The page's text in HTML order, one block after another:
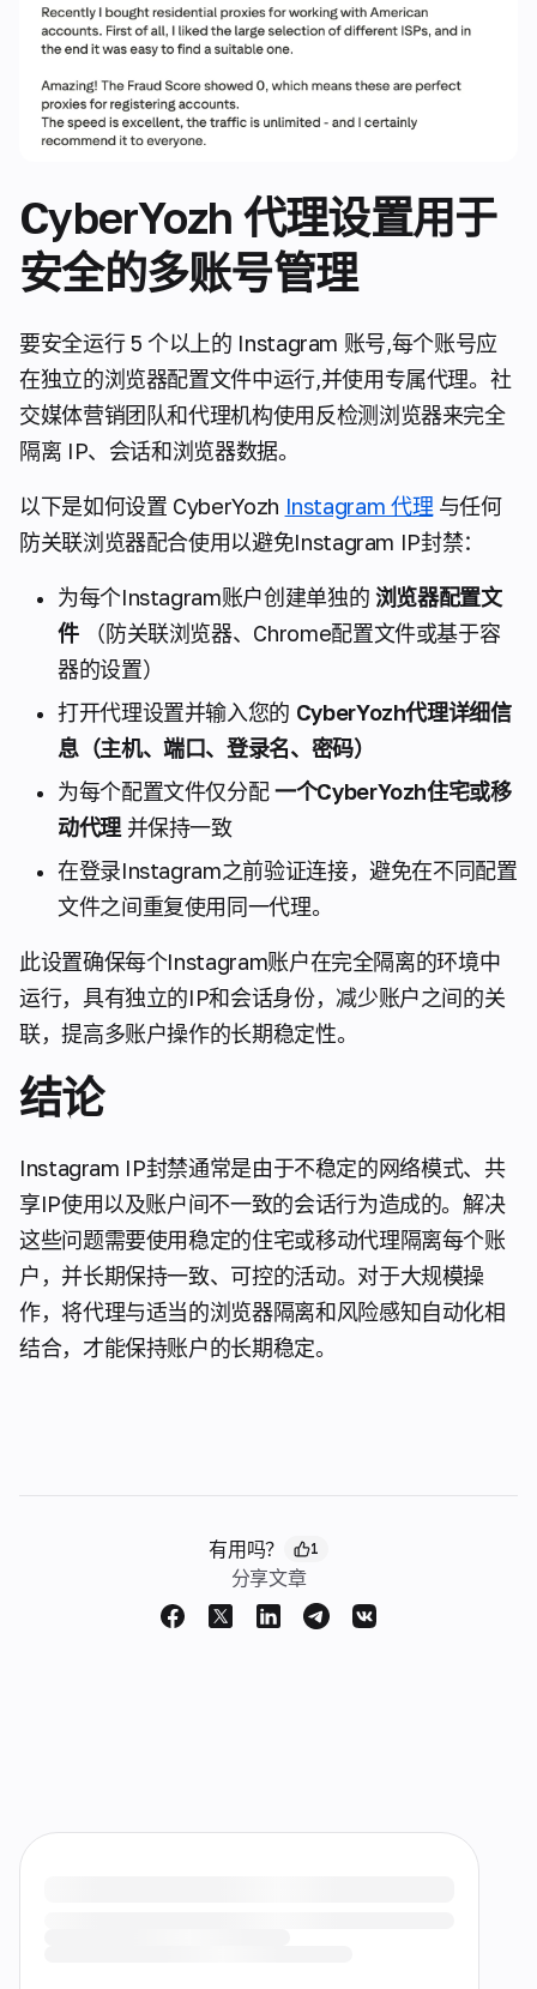
CyberYozh 代理设置用于
安全的多账号管理
要安全运行 5 个以上的 Instagram 账号,每个账号应
在独立的浏览器配置文件中运行,并使用专属代理。社
交媒体营销团队和代理机构使用反检测浏览器来完全
隔离 IP、会话和浏览器数据。
以下是如何设置 CyberYozh Instagram 代理 与任何
防关联浏览器配合使用以避免Instagram IP封禁：
为每个Instagram账户创建单独的 浏览器配置文
件（防关联浏览器、Chrome配置文件或基于容
器的设置）
打开代理设置并输入您的 CyberYozh代理详细信
息（主机、端口、登录名、密码）
为每个配置文件仅分配一个CyberYozh住宅或移
动代理并保持一致
在登录Instagram之前验证连接，避免在不同配置
文件之间重复使用同一代理。
此设置确保每个Instagram账户在完全隔离的环境中
运行，具有独立的IP和会话身份，减少账户之间的关
联，提高多账户操作的长期稳定性。
结论
Instagram IP封禁通常是由于不稳定的网络模式、共
享IP使用以及账户间不一致的会话行为造成的。解决
这些问题需要使用稳定的住宅或移动代理隔离每个账
户，并长期保持一致、可控的活动。对于大规模操
作，将代理与适当的浏览器隔离和风险感知自动化相
结合，才能保持账户的长期稳定。
有用吗？ 1
分享文章